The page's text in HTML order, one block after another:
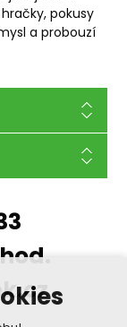
pokusy
a probouzí